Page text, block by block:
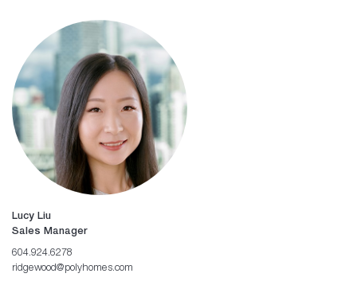
Lucy Liu
Sales Manager
604.924.6278
ridgewood@polyhomes.com